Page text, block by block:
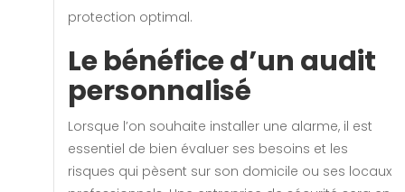
protection optimal.
Le bénéfice d’un audit
personnalisé
Lorsque l’on souhaite installer une alarme, il est
essentiel de bien évaluer ses besoins et les
risques qui pèsent sur son domicile ou ses locaux